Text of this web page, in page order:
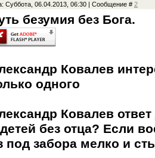
Суббота, 06.04.2013, 06:30 | Сообщение # 2
безумия без Бога.
Ковалев
одного
Ковалев
без отца? Если
под забора мелко и